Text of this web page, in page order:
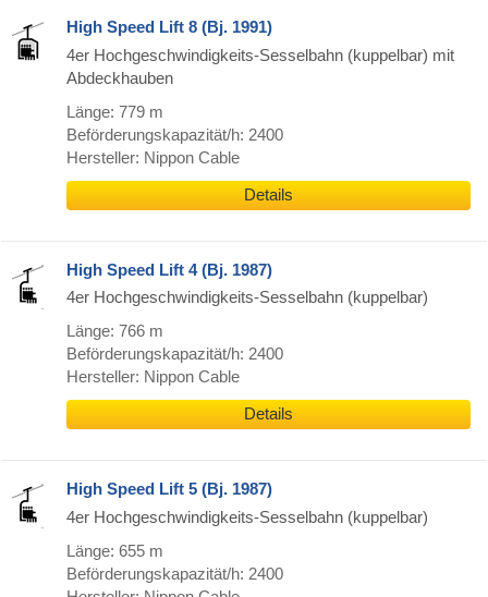
High Speed Lift 8 (Bj. 1991)
4er Hochgeschwindigkeits-Sesselbahn (kuppelbar) mit
Abdeckhauben
Länge: 779 m
Beförderungskapazität/h: 2400
Hersteller: Nippon Cable
Details
High Speed Lift 4 (Bj. 1987)
4er Hochgeschwindigkeits-Sesselbahn (kuppelbar)
Länge: 766 m
Beförderungskapazität/h: 2400
Hersteller: Nippon Cable
Details
High Speed Lift 5 (Bj. 1987)
4er Hochgeschwindigkeits-Sesselbahn (kuppelbar)
Länge: 655 m
Beförderungskapazität/h: 2400